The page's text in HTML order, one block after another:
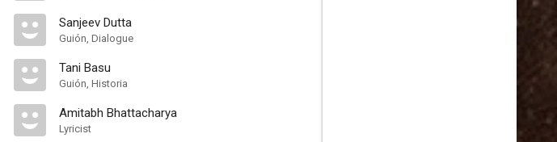
Sanjeev Dutta
Guión, Dialogue
Tani Basu
Guión, Historia
Amitabh Bhattacharya
Lyricist